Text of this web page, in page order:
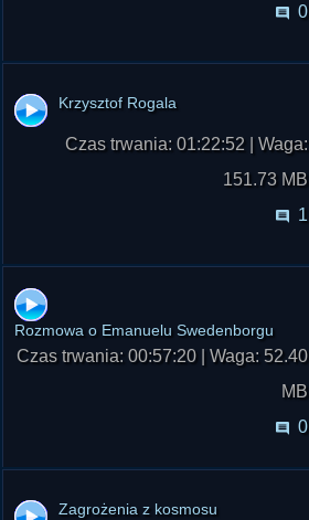
0
Krzysztof Rogala
Czas trwania: 01:22:52 | Waga:
151.73 MB
1
Rozmowa o Emanuelu Swedenborgu
Czas trwania: 00:57:20 | Waga: 52.40
MB
0
Zagrożenia z kosmosu